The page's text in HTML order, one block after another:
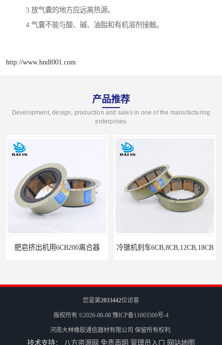
3.放气囊的地方应远离热源。
4.气囊不能与酸、碱、油脂和有机溶剂接触。
http://www.hndl001.com
产品推荐
Development, design, production and sales in one of the manufacturing
enterprises
离合器 冷镦机刹车6CB,8CB,12CB,18CB
您是第2033442位访客
版权所有 ©2026-08-08 豫ICP备11003500号-4
河南大林橡胶通信器材有限公司 保留所有权利.
技术支持： 八方资源网 免责声明 管理员入口 网站地图